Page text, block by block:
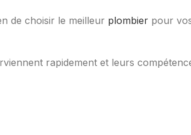
de choisir le meilleur plombier pour
rapidement et leurs